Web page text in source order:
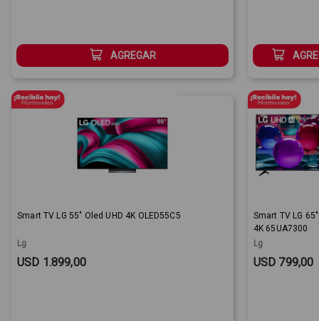
AGREGAR
Smart TV LG 55" Oled UHD 4K OLED55C5
Lg
Sale Price:
USD 1.899,00
Smart TV LG
4K 65UA7300
Lg
Sale Price:
USD 799,00